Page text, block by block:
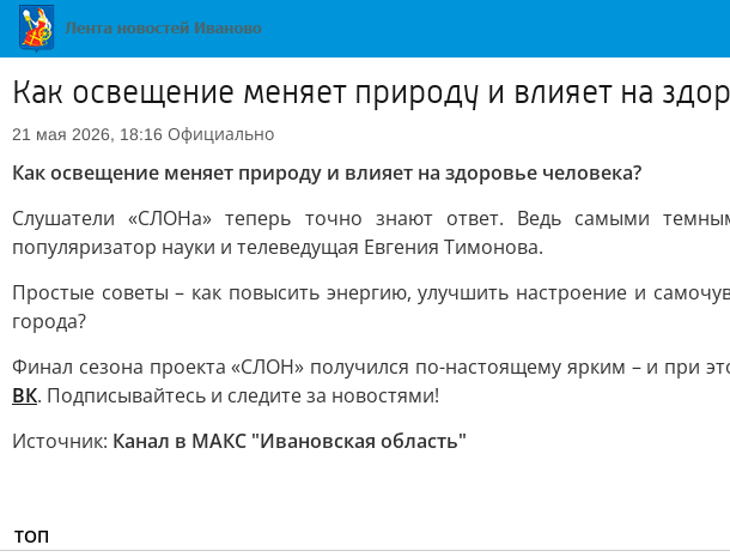
Как освещение меняет природу и влияет на
21 мая 2026, 18:16 Официально
Как освещение меняет природу и влияет на здоровье человека?
Слушатели «СЛОНа» теперь точно знают ответ. Ведь самыми
популяризатор науки и телеведущая Евгения Тимонова.
Простые советы – как повысить энергию, улучшить настроение и
города?
Финал сезона проекта «СЛОН» получился по-настоящему ярким – и при
ВК. Подписывайтесь и следите за новостями!
Источник: Канал в МАКС "Ивановская область"
ТОП